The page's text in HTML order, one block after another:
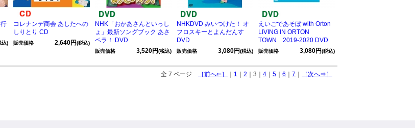
込)
コレナンデ商会 あしたへの
しりとり CD
販売価格 2,640円(税込)
NHK「おかあさんといっし
ょ」最新ソングブック あさ
ペラ！ DVD
販売価格 3,520円(税込)
NHKDVD みいつけた！ オ
フロスキーとよんだんす
DVD
販売価格 3,080円(税込)
えいごであそぼ with Orton
LIVING IN ORTON
TOWN 2019-2020 DVD
販売価格 3,080円(税込)
全 7 ページ ［前へ⇐］ 1 2 ｜3｜ 4 5 6 7 ［次へ⇒］